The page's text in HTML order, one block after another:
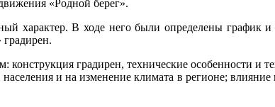
«Родной берег».
характер. В ходе него были определены график
градирен, технические особенности и
и на изменение климата в регионе;